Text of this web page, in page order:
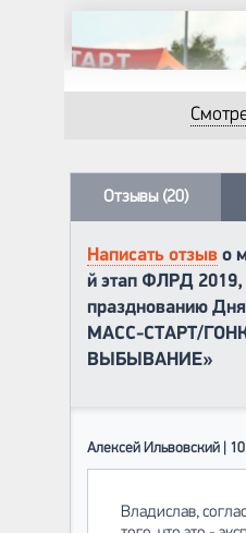
Отзывы (20)
Написать отзыв о
й этап ФЛРД 2019,
празднованию
МАСС-СТАРТ/
ВЫБЫВАНИЕ»
Алексей Ильвовский |
Владислав,